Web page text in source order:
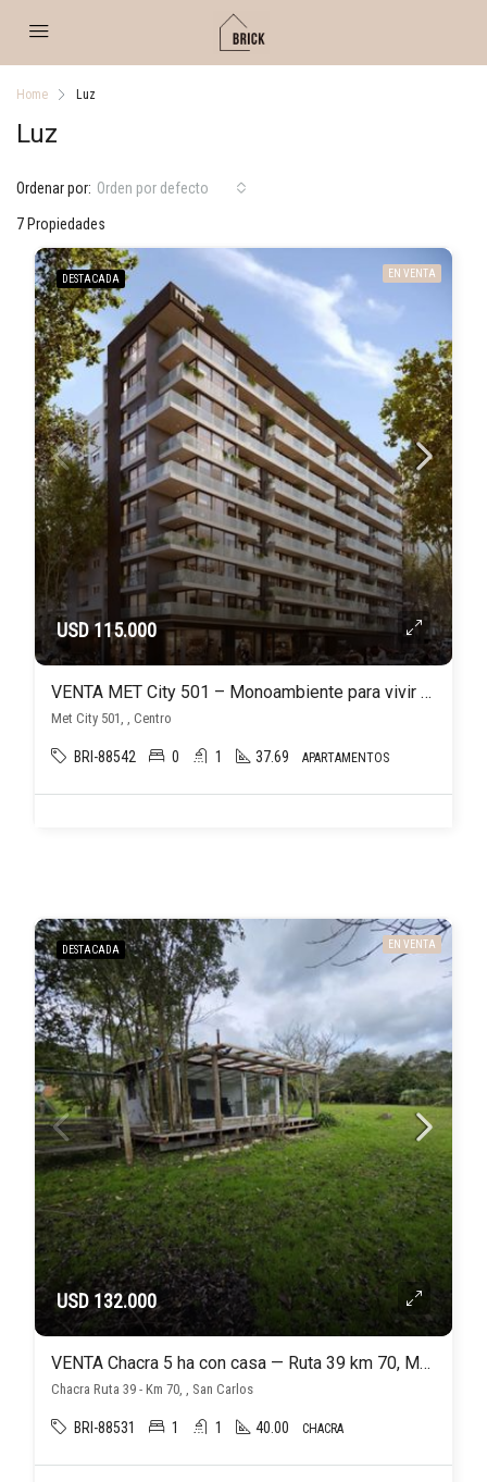
Home Luz
Luz
7 Propiedades
Ordenar por: Orden por defecto
DESTACADA EN VENTA
USD 115.000
VENTA MET City 501 – Monoambiente para vivir o invertir en el Centro Montevideo
Met City 501, , Centro
BRI-88542 0 1 37.69 APARTAMENTOS
DESTACADA EN VENTA
USD 132.000
VENTA Chacra 5 ha con casa — Ruta 39 km 70, Maldonado
Chacra Ruta 39 - Km 70, , San Carlos
BRI-88531 1 1 40.00 CHACRA